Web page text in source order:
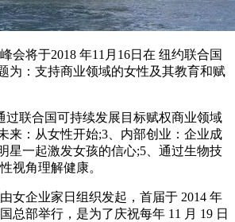
会将于2018 年11月16日在 纽约联合国
为：支持商业领域的女性及其教育和赋
过联合国可持续发展目标赋权商业领域
来：从女性开始;3、内部创业：企业成
星一起激发女孩的信心;5、通过生物技
视角理解健康。
女企业家日组织发起，首届于 2014 年
总部举行，是为了庆祝每年 11 月 19 日